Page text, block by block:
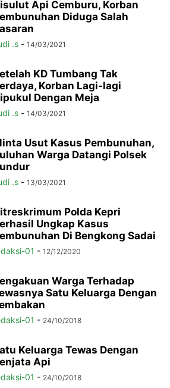
Api Cemburu, Korban
Diduga Salah
.s - 14/03/2021
KD Tumbang Tak
Korban Lagi-lagi
Dengan Meja
.s - 14/03/2021
Usut Kasus Pembunuhan,
Warga Datangi Polsek
.s - 13/03/2021
Polda Kepri
Ungkap Kasus
Di Bengkong Sadai
01 - 12/12/2020
Warga Terhadap
Satu Keluarga Dengan
01 - 24/10/2018
Keluarga Tewas Dengan
Api
01 - 24/10/2018